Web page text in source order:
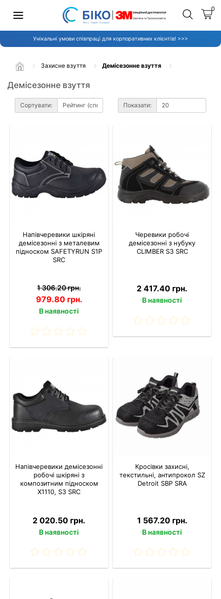
0
Унікальні умови співпраці для корпоративних клієнтів! >>>
Захисне взуття Демісезонне взуття
Демісезонне взуття
Сортувати: Показати:
Напівчеревики шкіряні
демісезонні з металевим
підноском SAFETYRUN S1P
SRC
979.80 грн.
1 306.20 грн.
В наявності
Черевики робочі
демісезонні з нубуку
CLIMBER S3 SRC
2 417.40 грн.
В наявності
Напівчеревики демісезонні
робочі шкіряні з
композитним підноском
X1110, S3 SRC
2 020.50 грн.
В наявності
Кросівки захисні,
текстильні, антипрокол SZ
Detroit SBP SRA
1 567.20 грн.
В наявності